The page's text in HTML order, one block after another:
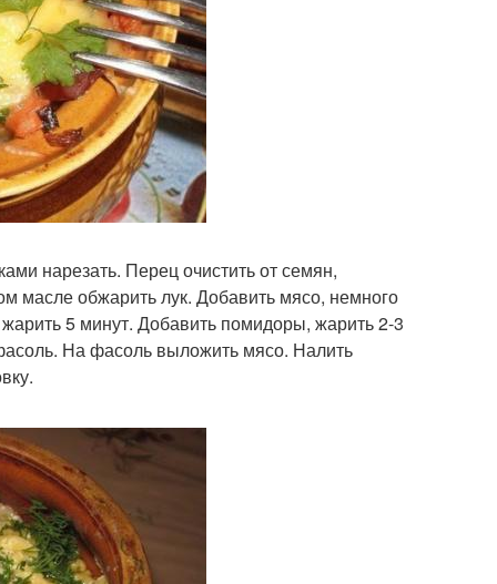
нарезать. Перец очистить от семян,
масле обжарить лук. Добавить мясо, немного
5 минут. Добавить помидоры, жарить 2-3
На фасоль выложить мясо. Налить